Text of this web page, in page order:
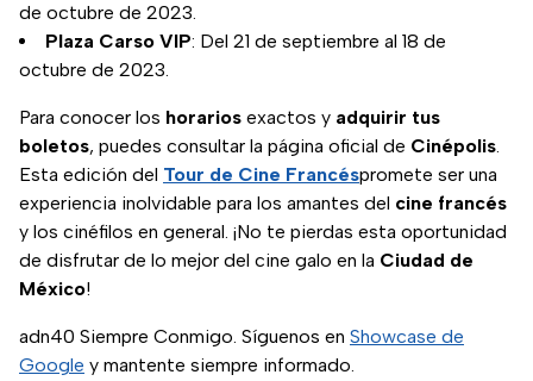
de octubre de 2023.
Plaza Carso VIP: Del 21 de septiembre al 18 de
octubre de 2023.
Para conocer los horarios exactos y adquirir tus
boletos, puedes consultar la página oficial de Cinépolis.
Esta edición del Tour de Cine Francéspromete ser una
experiencia inolvidable para los amantes del cine francés
y los cinéfilos en general. ¡No te pierdas esta oportunidad
de disfrutar de lo mejor del cine galo en la Ciudad de
México!
adn40 Siempre Conmigo. Síguenos en Showcase de
Google y mantente siempre informado.